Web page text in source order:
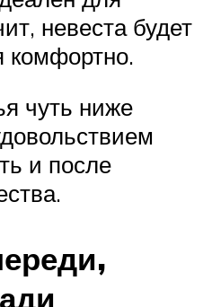
невеста будет
комфортно.
чуть ниже
и после